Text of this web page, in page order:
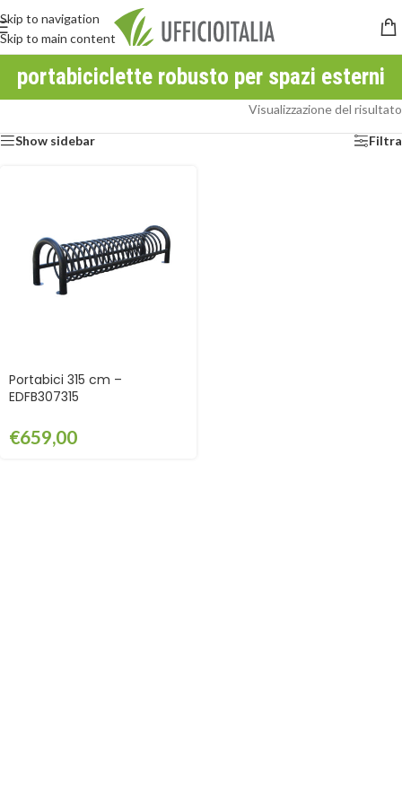
Skip to navigation
Skip to main content
portabiciclette robusto per spazi esterni
Visualizzazione del risultato
Show sidebar Filtra
Portabici 315 cm –
EDFB307315
€659,00